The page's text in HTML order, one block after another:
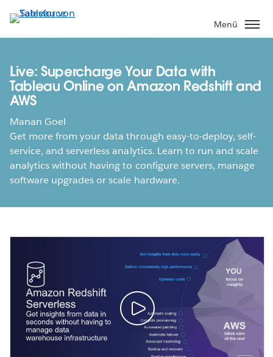
Direkt
zum
Inhalt
Menü
Live: Supercharge Your Data with
Tableau Online on Amazon Redshift and
AWS
Manan Goel
Get more from your data through easy-to-deploy, self-
service, and serverless analytics. Learn to run and scale
analytics without having to configure servers, manage
software upgrades or scale hardware.